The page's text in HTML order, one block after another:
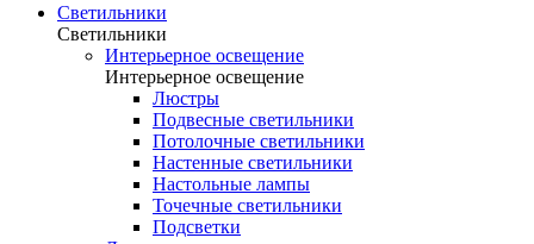
Светильники
Светильники
Интерьерное освещение
Интерьерное освещение
Люстры
Подвесные светильники
Потолочные светильники
Настенные светильники
Настольные лампы
Точечные светильники
Подсветки